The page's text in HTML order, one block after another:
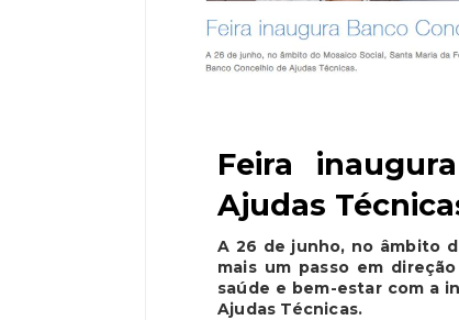
Feira
Ajudas
A 26 de junho, no âmbito
mais um passo em
saúde e bem-estar com a
Ajudas Técnicas.